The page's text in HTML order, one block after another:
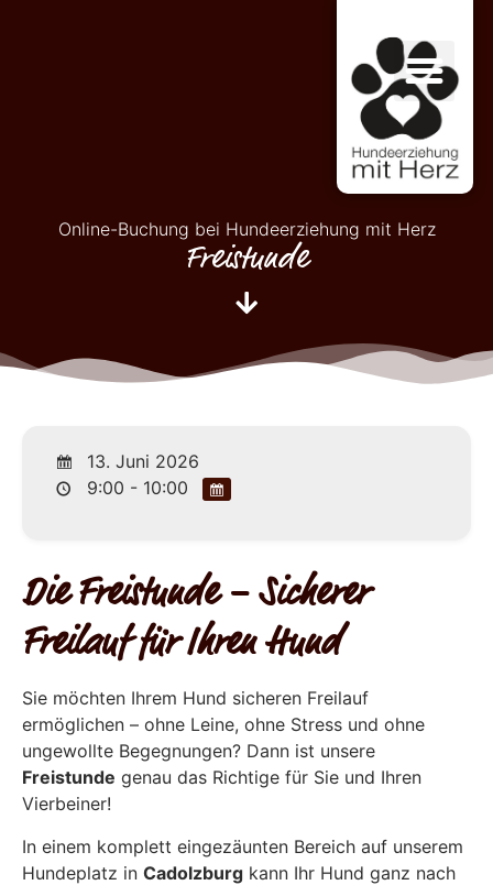
Online-Buchung bei Hundeerziehung mit Herz
Freistunde
13. Juni 2026
9:00 - 10:00
Die Freistunde – Sicherer
Freilauf für Ihren Hund
Sie möchten Ihrem Hund sicheren Freilauf
ermöglichen – ohne Leine, ohne Stress und ohne
ungewollte Begegnungen? Dann ist unsere
Freistunde genau das Richtige für Sie und Ihren
Vierbeiner!
In einem komplett eingezäunten Bereich auf unserem
Hundeplatz in Cadolzburg kann Ihr Hund ganz nach